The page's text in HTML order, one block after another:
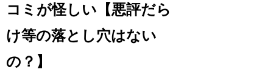
コミが怪しい【悪評だら
け等の落とし穴はない
の？】